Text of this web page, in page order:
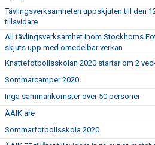
Tävlingsverksamheten uppskjuten till den
tillsvidare
All tävlingsverksamhet inom Stockhoms
skjuts upp med omedelbar verkan
Knattefotbollsskolan 2020 startar om 2
Sommarcamper 2020
Inga sammankomster över 50 personer
ÄAIK:are
Sommarfotbollsskola 2020